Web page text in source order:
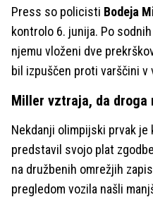
Press so policisti Bodeja
kontrolo 6. junija. Po
njemu vloženi dve
bil izpuščen proti varščini v
Miller vztraja, da droga
Nekdanji olimpijski prvak
predstavil svojo plat
na družbenih omrežjih
pregledom vozila našli